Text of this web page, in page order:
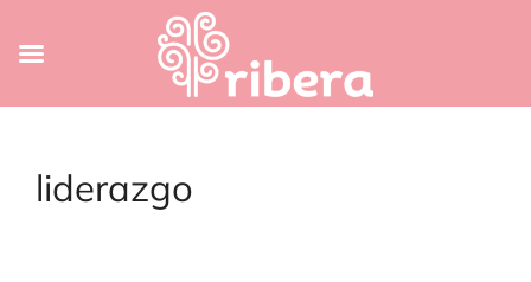
contenido
liderazgo